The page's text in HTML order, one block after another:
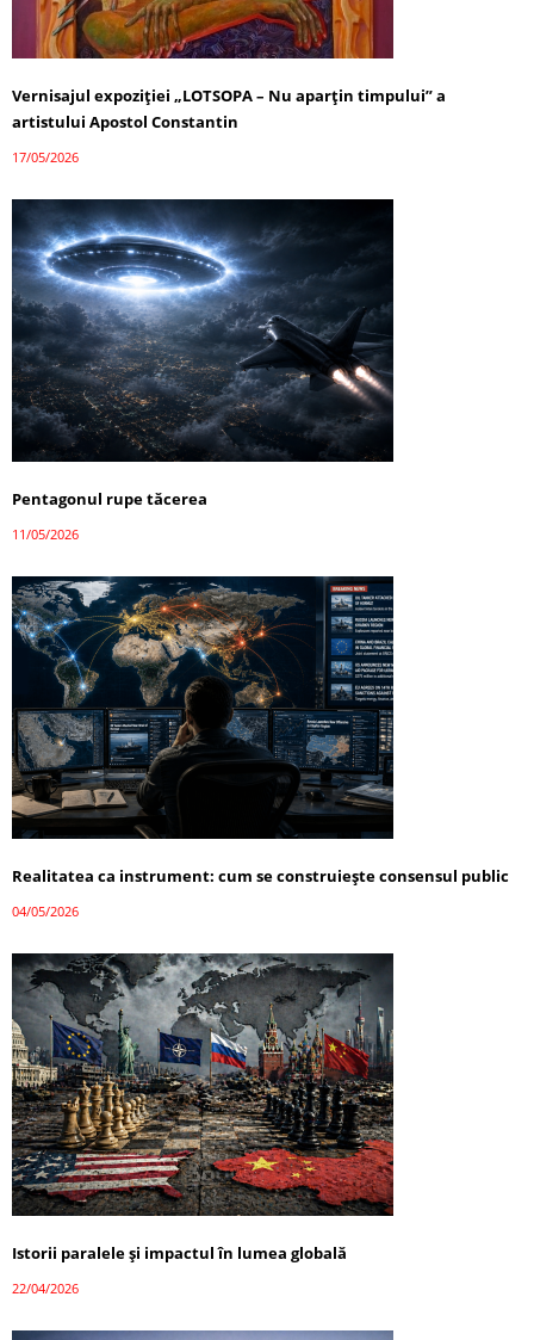
Vernisajul expoziției „LOTSOPA – Nu aparțin timpului” a
artistului Apostol Constantin
17/05/2026
Pentagonul rupe tăcerea
11/05/2026
Realitatea ca instrument: cum se construiește consensul public
04/05/2026
Istorii paralele și impactul în lumea globală
22/04/2026